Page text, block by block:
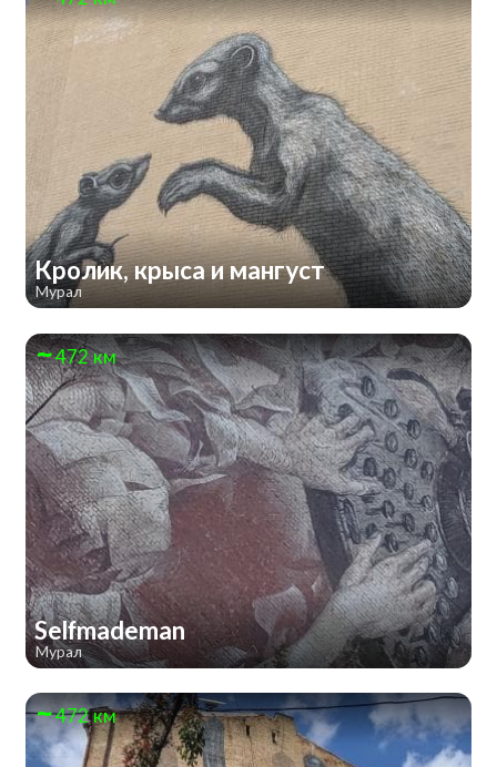
Кролик, крыса и мангуст
Мурал
472 км
Selfmademan
Мурал
472 км